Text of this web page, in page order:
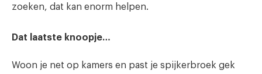
zoeken, dat kan enorm helpen.
Dat laatste knoopje…
Woon je net op kamers en past je spijkerbroek gek